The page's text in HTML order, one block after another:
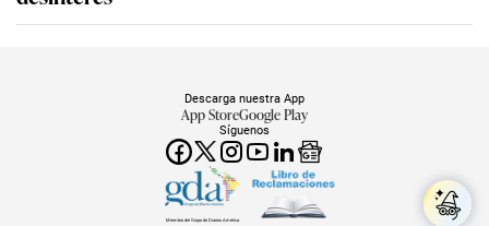
Síguenos
Descarga nuestra App
App StoreGoogle Play
Miembro del Grupo de Diarios América